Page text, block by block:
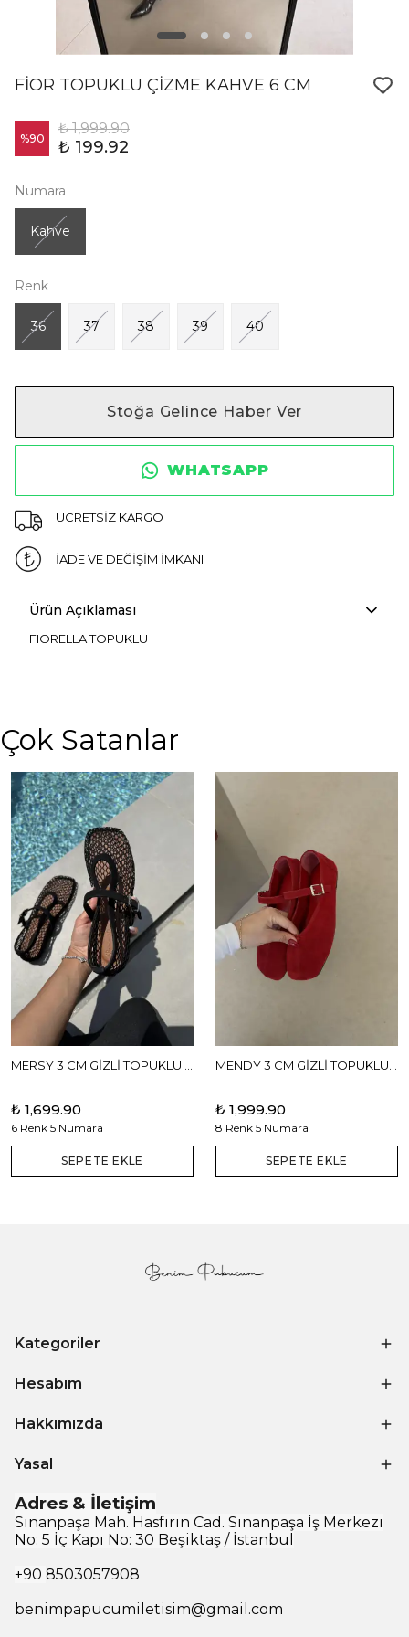
FİOR TOPUKLU ÇİZME KAHVE 6 CM
%90
₺ 1,999.90
₺ 199.92
Numara
Kahve
Renk
36 37 38 39 40
Stoğa Gelince Haber Ver
WHATSAPP
ÜCRETSİZ KARGO
İADE VE DEĞİŞİM İMKANI
Ürün Açıklaması
FIORELLA TOPUKLU
Çok Satanlar
₺ 1,699.90
6 Renk 5 Numara
SEPETE EKLE
₺ 1,999.90
8 Renk 5 Numara
SEPETE EKLE
Kategoriler
Hesabım
Hakkımızda
Yasal
Adres & İletişim
Sinanpaşa Mah. Hasfırın Cad. Sinanpaşa İş Merkezi
No: 5 İç Kapı No: 30 Beşiktaş / İstanbul
+90 8503057908
benimpapucumiletisim@gmail.com